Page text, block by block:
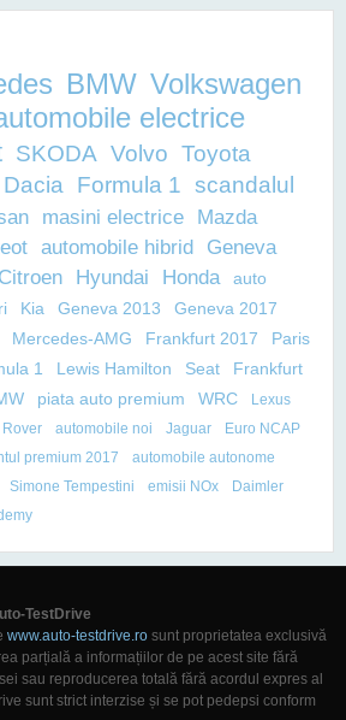
BMW Volkswagen
electrice
SKODA Volvo Toyota
Dacia Formula 1 scandalul
masini electrice
Mazda
automobile hibrid
Geneva
Citroen Hyundai Honda
auto
Kia Geneva 2013
Geneva 2017
Mercedes-AMG Frankfurt 2017
Paris
1 Lewis Hamilton Seat
Frankfurt
piata auto premium WRC
Lexus
Rover automobile noi Jaguar
Euro NCAP
premium 2017
automobile autonome
Simone Tempestini emisii NOx
Daimler
TestDrive
www.auto-testdrive.ro sunt proprietatea exclusivă
parțială a informațiilor de pe acest site fără
sau reproducerea totală fără acordul expres al
sunt strict interzise și se pot pedepsi conform